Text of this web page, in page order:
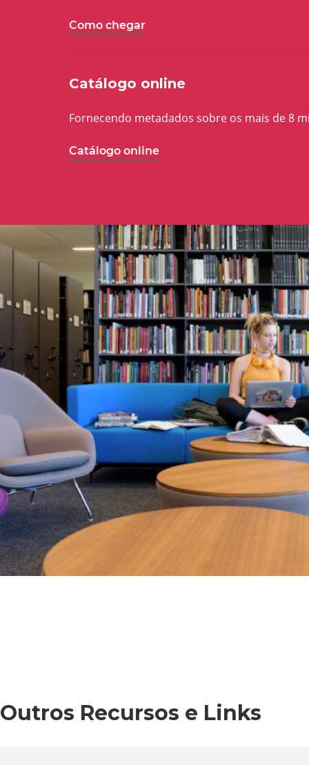
Como chegar
Catálogo online
Fornecendo metadados sobre os mais de 8
Catálogo online
Outros Recursos e Links